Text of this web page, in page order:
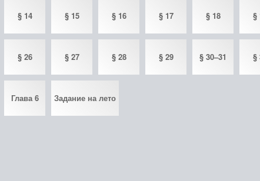
§ 14 § 15 § 16 § 17 § 18 §
§ 26 § 27 § 28 § 29 § 30–31 §
Глава 6 Задание на лето